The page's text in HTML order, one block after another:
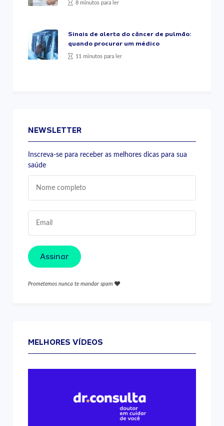
8 minutos para ler
Sinais de alerta do câncer de pulmão:
quando procurar um médico
11 minutos para ler
NEWSLETTER
Inscreva-se para receber as melhores dicas para sua
saúde
Assinar
Prometemos nunca te mandar spam
MELHORES VÍDEOS